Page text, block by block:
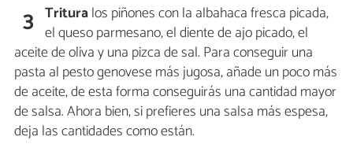
3 Trituralos piñones con la albahaca fresca picada,
el queso parmesano, el diente de ajo picado, el
aceite de oliva y una pizca de sal. Para conseguir una
pasta al pesto genovese más jugosa, añade un poco más
de aceite, de esta forma conseguirás una cantidad mayor
de salsa. Ahora bien, si prefieres una salsa más espesa,
deja las cantidades como están.